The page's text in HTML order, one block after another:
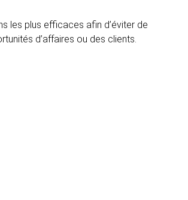
les plus efficaces afin d’éviter de
d’affaires ou des clients.